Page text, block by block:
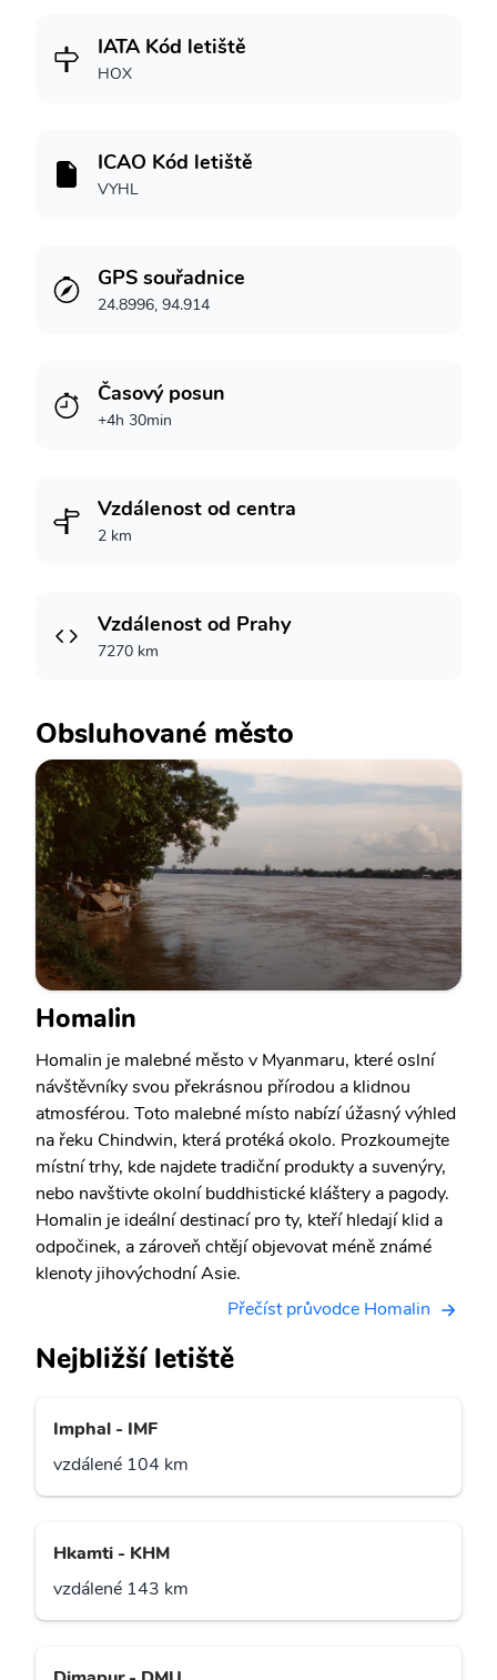
IATA Kód letiště
HOX
ICAO Kód letiště
VYHL
GPS souřadnice
24.8996, 94.914
Časový posun
+4h 30min
Vzdálenost od centra
2 km
Vzdálenost od Prahy
7270 km
Obsluhované město
Homalin
Homalin je malebné město v Myanmaru, které oslní
návštěvníky svou překrásnou přírodou a klidnou
atmosférou. Toto malebné místo nabízí úžasný výhled
na řeku Chindwin, která protéká okolo. Prozkoumejte
místní trhy, kde najdete tradiční produkty a suvenýry,
nebo navštivte okolní buddhistické kláštery a pagody.
Homalin je ideální destinací pro ty, kteří hledají klid a
odpočinek, a zároveň chtějí objevovat méně známé
klenoty jihovýchodní Asie.
Přečíst průvodce Homalin
Nejbližší letiště
Imphal - IMF
vzdálené 104 km
Hkamti - KHM
vzdálené 143 km